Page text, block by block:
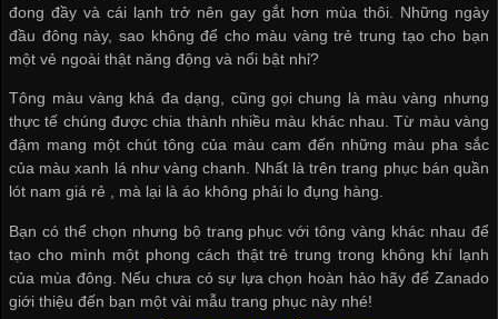
đong đầy và cái lạnh trở nên gay gắt hơn mùa thôi. Những ngày
đầu đông này, sao không để cho màu vàng trẻ trung tạo cho bạn
một vẻ ngoài thật năng động và nổi bật nhỉ?
Tông màu vàng khá đa dạng, cũng gọi chung là màu vàng nhưng
thực tế chúng được chia thành nhiều màu khác nhau. Từ màu vàng
đậm mang một chút tông của màu cam đến những màu pha sắc
của màu xanh lá như vàng chanh. Nhất là trên trang phục bán quần
lót nam giá rẻ , mà lại là áo không phải lo đụng hàng.
Bạn có thể chọn nhưng bộ trang phục với tông vàng khác nhau để
tạo cho mình một phong cách thật trẻ trung trong không khí lạnh
của mùa đông. Nếu chưa có sự lựa chọn hoàn hảo hãy để Zanado
giới thiệu đến bạn một vài mẫu trang phục này nhé!